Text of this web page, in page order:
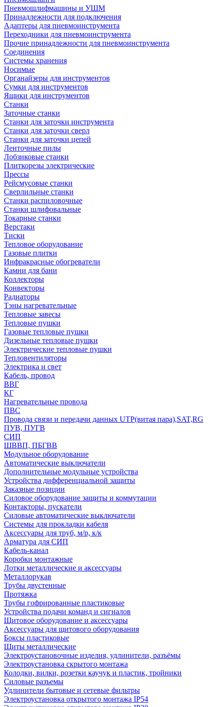
Пневмошлифмашины и УШМ
Принадлежности для подключения
Адаптеры для пневмоинструмента
Переходники для пневмоинструмента
Прочие принадлежности для пневмоинструмента
Соединения
Системы хранения
Носимые
Органайзеры для инструментов
Сумки для инструментов
Ящики для инструментов
Станки
Заточные станки
Станки для заточки инструмента
Станки для заточки сверл
Станки для заточки цепей
Ленточные пилы
Лобзиковые станки
Плиткорезы электрические
Прессы
Рейсмусовые станки
Сверлильные станки
Станки распиловочные
Станки шлифовальные
Токарные станки
Верстаки
Тиски
Тепловое оборудование
Газовые плитки
Инфракрасные обогреватели
Камни для бани
Коллекторы
Конвекторы
Радиаторы
Тэны нагревательные
Тепловые завесы
Тепловые пушки
Газовые тепловые пушки
Дизельные тепловые пушки
Электрические тепловые пушки
Тепловентиляторы
Электрика и свет
Кабель, провод
ВВГ
КГ
Нагревательные провода
ПВС
Провода связи и передачи данных UTP(витая пара),SAT,RG
ПУВ, ПУГВ
СИП
ШВВП, ПБГВВ
Модульное оборудование
Автоматические выключатели
Дополнительные модульные устройства
Устройства дифференциальной защиты
Заказные позиции
Силовое оборудование защиты и коммутации
Контакторы, пускатели
Силовые автоматические выключатели
Системы для прокладки кабеля
Аксессуары для труб, м/р, к/к
Арматура для СИП
Кабель-канал
Коробки монтажные
Лотки металлические и аксессуары
Металлорукав
Трубы двустенные
Протяжка
Трубы гофрированные пластиковые
Устройства подачи команд и сигналов
Щитовое оборудование и аксессуары
Аксессуары для щитового оборудования
Боксы пластиковые
Щиты металлические
Электроустановочные изделия, удлинители, разъёмы
Электроустановка скрытого монтажа
Колодки, вилки, розетки каучук и пластик, тройники
Силовые разъемы
Удлинители бытовые и сетевые фильтры
Электроустановка открытого монтажа IP54